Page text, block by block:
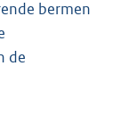
bermen
de